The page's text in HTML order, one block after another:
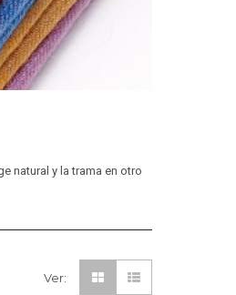
natural y la trama en otro
Ver: